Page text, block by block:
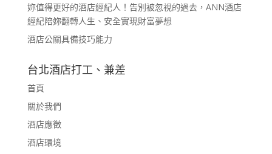
妳值得更好的酒店經紀人！告別被忽視的過去，ANN酒店
經紀陪妳翻轉人生、安全實現財富夢想
酒店公關具備技巧能力
台北酒店打工、兼差
首頁
關於我們
酒店應徵
酒店環境